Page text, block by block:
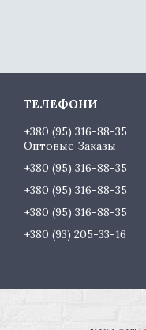
+380 (95) 316-88-35
Оптовые Заказы
+380 (95) 316-88-35
+380 (95) 316-88-35
+380 (95) 316-88-35
+380 (93) 205-33-16